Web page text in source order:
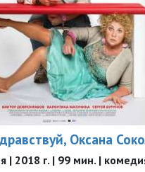
Оксана
| 2018 г. | 99 мин. |